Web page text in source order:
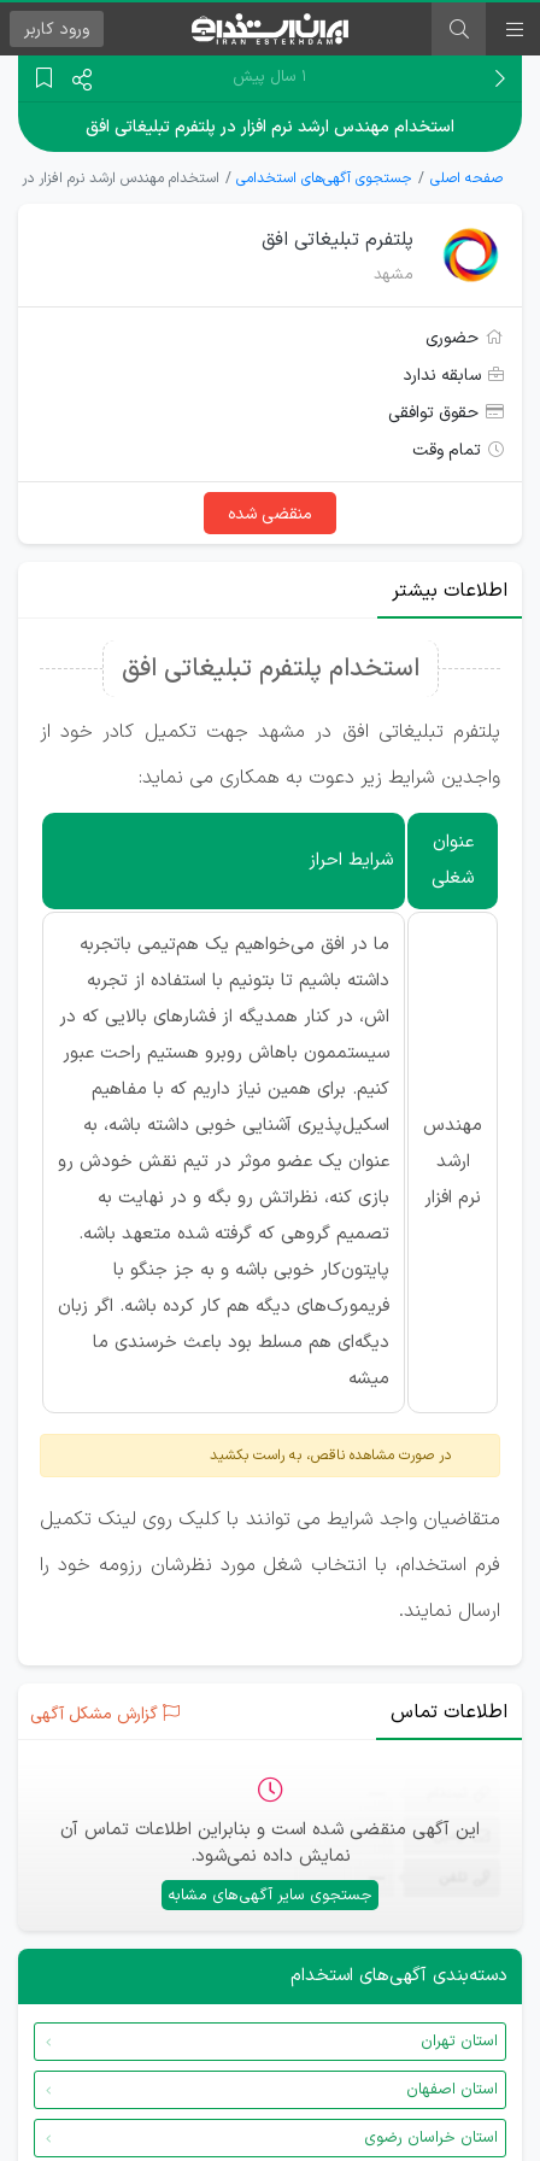
ورود کاربر
۱ سال پیش
استخدام مهندس ارشد نرم افزار در پلتفرم تبلیغاتی افق
صفحه اصلی جستجوی آگهی‌های استخدامی استخدام مهندس ارشد نرم افزار در
پلتفرم تبلیغاتی افق
مشهد
حضوری
سابقه ندارد
حقوق توافقی
تمام وقت
منقضی شده
اطلاعات بیشتر
استخدام پلتفرم تبلیغاتی افق
پلتفرم تبلیغاتی افق در مشهد جهت تکمیل کادر خود از
واجدین شرایط زیر دعوت به همکاری می نماید:
عنوان
شغلی
شرایط احراز
مهندس
ارشد
نرم افزار
ما در افق می‌خواهیم یک هم‌تیمی باتجربه
داشته باشیم تا بتونیم با استفاده از تجربه
اش، در کنار همدیگه از فشارهای بالایی که در
سیستممون باهاش روبرو هستیم راحت عبور
کنیم. برای همین نیاز داریم که با مفاهیم
اسکیل‌پذیری آشنایی خوبی داشته باشه، به
عنوان یک عضو موثر در تیم نقش خودش رو
بازی کنه، نظراتش رو بگه و در نهایت به
تصمیم گروهی که گرفته شده متعهد باشه.
پایتون‌کار خوبی باشه و به جز جنگو با
فریمورک‌های دیگه هم کار کرده باشه. اگر زبان
دیگه‌ای هم مسلط بود باعث خرسندی ما
میشه
در صورت مشاهده ناقص، به راست بکشید
متقاضیان واجد شرایط می توانند با کلیک روی لینک تکمیل
فرم استخدام، با انتخاب شغل مورد نظرشان رزومه خود را
ارسال نمایند.
اطلاعات تماس گزارش مشکل آگهی
این آگهی منقضی شده است و بنابراین اطلاعات تماس آن
نمایش داده نمی‌شود.
جستجوی سایر آگهی‌های مشابه
ایمیل —
—
دسته‌بندی آگهی‌های استخدام
استان تهران
استان اصفهان
استان خراسان رضوی